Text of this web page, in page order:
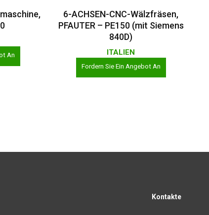
An
Weiterlesen
6-ACHSEN-CNC-Wälzfräsen,
PFAUTER – PE150 (mit Siemens
840D)
ITALIEN
Fordern Sie Ein Angebot An
Kontakte